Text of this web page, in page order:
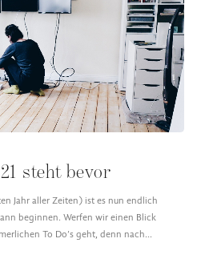
steht bevor
Jahr aller Zeiten) ist es nun endlich
beginnen. Werfen wir einen Blick
To Do’s geht, denn nach…